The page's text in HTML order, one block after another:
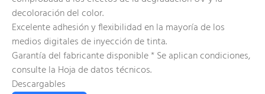
decoloración del color.
Excelente adhesión y flexibilidad en la mayoría de los
medios digitales de inyección de tinta.
Garantía del fabricante disponible * Se aplican condiciones,
consulte la Hoja de datos técnicos.
Descargables